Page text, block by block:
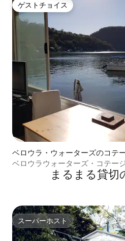
ゲストチョイス
ゲストチョイス
ベロウラ・ウォーターズのコテ
ベロウラウォーターズ・コテー
まるまる貸切
スーパーホスト
スーパーホスト